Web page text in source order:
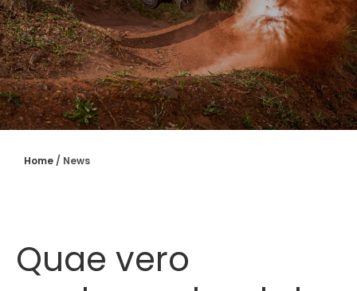
Home / News
Quae vero